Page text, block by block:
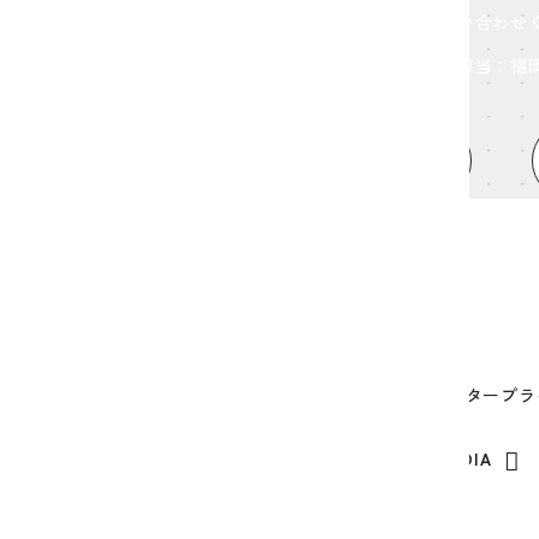
お気軽にお問い合わせ
株式会社ヒューズ・エンタープ
OUR SOCIAL MEDIA